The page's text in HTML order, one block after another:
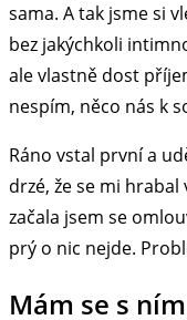
sama. A tak jsme si
bez jakýchkoli
ale vlastně dost
nespím, něco nás k
Ráno vstal první a
drzé, že se mi
začala jsem se
prý o nic nejde.
Mám se s